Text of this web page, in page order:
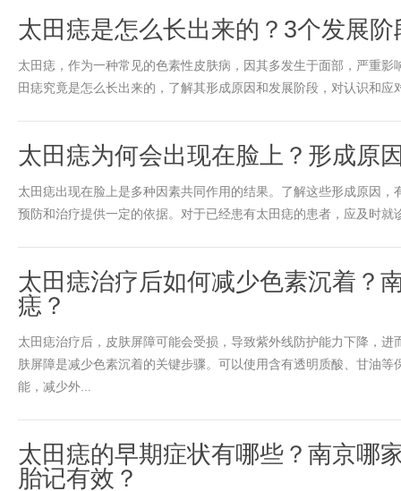
太田痣是怎么长出来的？3个发展
太田痣，作为一种常见的色素性皮肤病，因其多发生于面部，严重影
田痣究竟是怎么长出来的，了解其形成原因和发展阶段，对认识和应
太田痣为何会出现在脸上？形成原
太田痣出现在脸上是多种因素共同作用的结果。了解这些形成原因，
预防和治疗提供一定的依据。对于已经患有太田痣的患者，应及时就
太田痣治疗后如何减少色素沉着？
痣？
太田痣治疗后，皮肤屏障可能会受损，导致紫外线防护能力下降，进
肤屏障是减少色素沉着的关键步骤。可以使用含有透明质酸、甘油
能，减少外...
太田痣的早期症状有哪些？南京哪
胎记有效？